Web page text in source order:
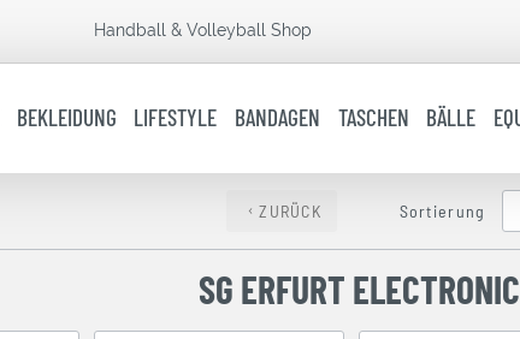
Handball & Volleyball Shop
BEKLEIDUNG LIFESTYLE BANDAGEN TASCHEN BÄLLE
ZURÜCK Sortierung
SG ERFURT ELECTRONIC